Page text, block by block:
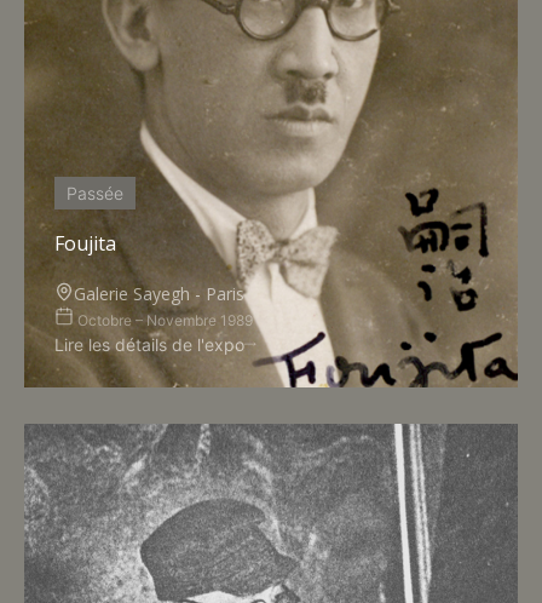
Passée
Foujita
Galerie Sayegh - Paris
Octobre – Novembre 1989
Lire les détails de l'expo